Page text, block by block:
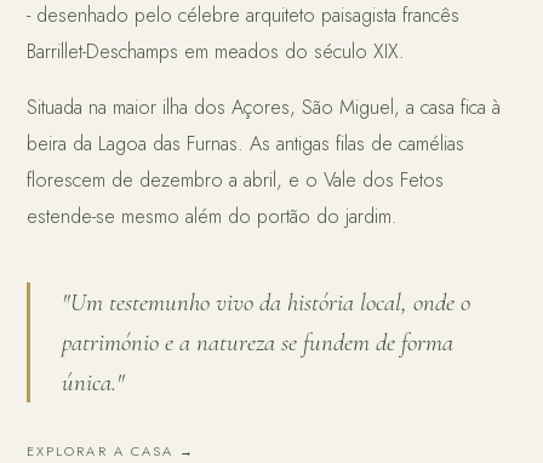
- desenhado pelo célebre arquiteto paisagista francês
Barrillet-Deschamps em meados do século XIX.
Situada na maior ilha dos Açores, São Miguel, a casa fica à
beira da Lagoa das Furnas. As antigas filas de camélias
florescem de dezembro a abril, e o Vale dos Fetos
estende-se mesmo além do portão do jardim.
"Um testemunho vivo da história local, onde o
património e a natureza se fundem de forma
única."
EXPLORAR A CASA →